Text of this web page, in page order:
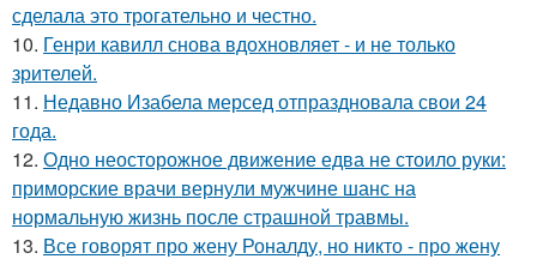
сделала это трогательно и честно.
10. Генри кавилл снова вдохновляет - и не только
зрителей.
11. Недавно Изабела мерсед отпраздновала свои 24
года.
12. Одно неосторожное движение едва не стоило руки:
приморские врачи вернули мужчине шанс на
нормальную жизнь после страшной травмы.
13. Все говорят про жену Роналду, но никто - про жену